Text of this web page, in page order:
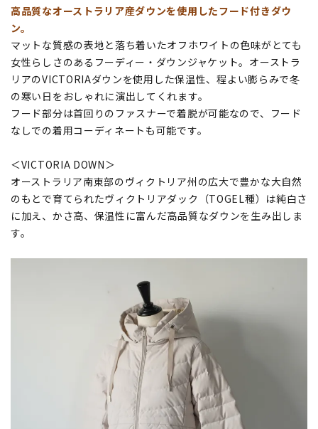
高品質なオーストラリア産ダウンを使用したフード付きダウ
ン。
マットな質感の表地と落ち着いたオフホワイトの色味がとても
女性らしさのあるフーディー・ダウンジャケット。オーストラ
リアのVICTORIAダウンを使用した保温性、程よい膨らみで冬
の寒い日をおしゃれに演出してくれます。
フード部分は首回りのファスナーで着脱が可能なので、フード
なしでの着用コーディネートも可能です。
＜VICTORIA DOWN＞
オーストラリア南東部のヴィクトリア州の広大で豊かな大自然
のもとで育てられたヴィクトリアダック（TOGEL種）は純白さ
に加え、かさ高、保温性に富んだ高品質なダウンを生み出しま
す。